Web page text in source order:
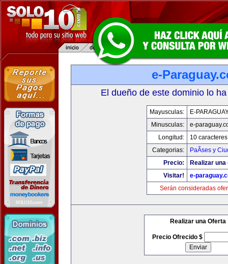
e-
El dueño de este dominio lo
Mayusculas:
E-
Minusculas:
e-
Longitud:
10 caracteres
Categorias:
PaÃ­ses y
Precio:
Realizar
Visitar!
e-
Serán consideradas
Realizar una Oferta
Precio Ofrecido $